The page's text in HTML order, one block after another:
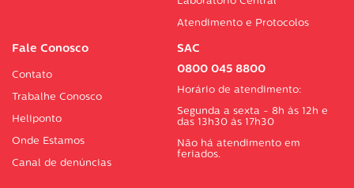
Atendimento e Protocolos
Fale Conosco
Contato
Trabalhe Conosco
Heliponto
Onde Estamos
Canal de denúncias
SAC
0800 045 8800
Horário de atendimento:
Segunda a sexta - 8h às 12h e
das 13h30 às 17h30
Não há atendimento em
feriados.